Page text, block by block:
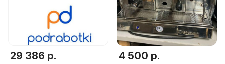
29 386 р. 4 500 р.